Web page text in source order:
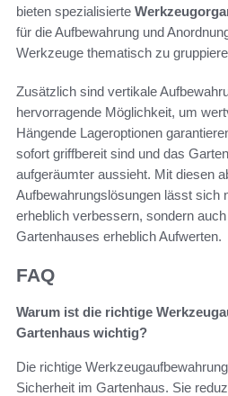
bieten spezialisierte
für die Aufbewahrung und
Werkzeuge thematisch zu
Zusätzlich sind vertikale
hervorragende Möglichkeit, um
Hängende Lageroptionen
sofort griffbereit sind und das
aufgeräumter aussieht. Mit diesen
Aufbewahrungslösungen lässt sich
erheblich verbessern, sondern
Gartenhauses erheblich Aufwerten.
FAQ
Warum ist die richtige
Gartenhaus wichtig?
Die richtige
Sicherheit im Gartenhaus. Sie